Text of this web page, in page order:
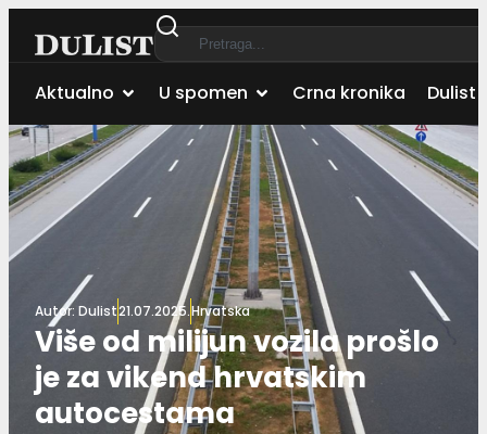
Aktualno U spomen Crna kronika Dulist
Autor: Dulist21.07.2025.Hrvatska
Više od milijun vozila prošlo
je za vikend hrvatskim
autocestama